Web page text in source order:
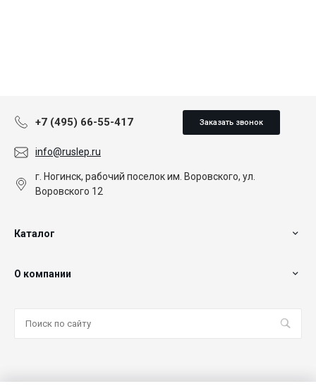
+7 (495) 66-55-417 Заказать звонок
info@ruslep.ru
г. Ногинск, рабочий поселок им. Воровского, ул.
Воровского 12
Каталог
О компании